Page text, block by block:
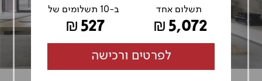
תשלום אחד
₪ 5,072
ב-10 תשלומים של
₪ 527
לפרטים ורכישה